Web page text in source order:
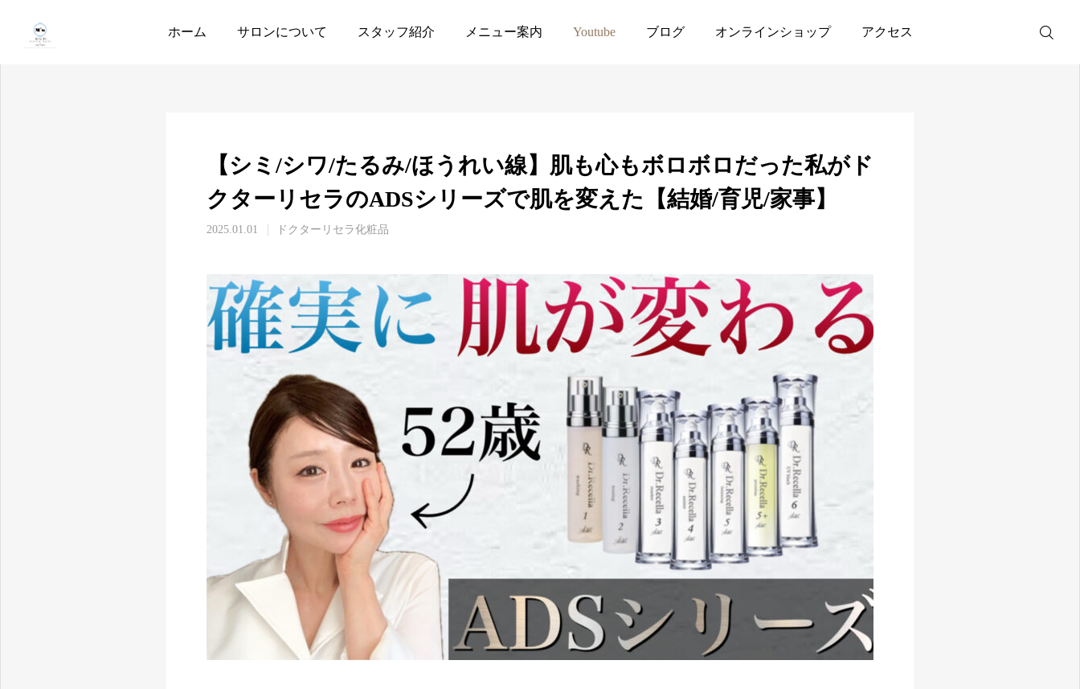
ホーム サロンについて スタッフ紹介 メニュー案内 Youtube ブログ オンラインショップ アクセス
Youtube ドクターリセラ化粧品 【シミ/シワ/たるみ/ほうれい線】肌も心もボロボロだった私がドクターリセラのADSシリーズで肌を変えた【結婚/育児/家事】
【シミ/シワ/たるみ/ほうれい線】肌も心もボロボロだった私がド
クターリセラのADSシリーズで肌を変えた【結婚/育児/家事】
2025.01.01 ドクターリセラ化粧品